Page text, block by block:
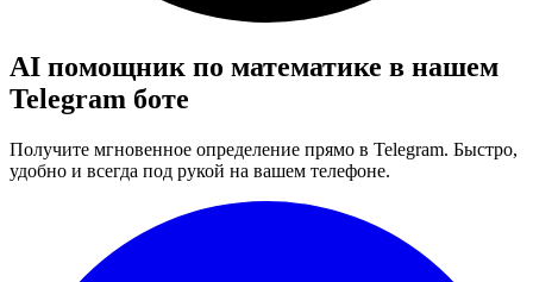
AI помощник по математике в нашем
Telegram боте
Получите мгновенное определение прямо в Telegram. Быстро,
удобно и всегда под рукой на вашем телефоне.